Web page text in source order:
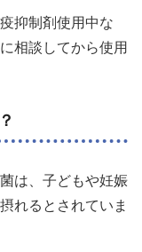
抑制剤使用中な
相談してから使用
は、子どもや妊娠
れるとされていま